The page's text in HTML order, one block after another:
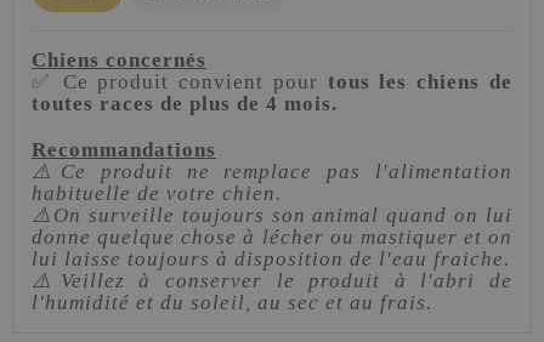
Chiens concernés
✅ Ce produit convient pour tous les chiens de
toutes races de plus de 4 mois.
Recommandations
⚠️Ce produit ne remplace pas l'alimentation
habituelle de votre chien.
⚠️On surveille toujours son animal quand on lui
donne quelque chose à lécher ou mastiquer et on
lui laisse toujours à disposition de l'eau fraiche.
⚠️Veillez à conserver le produit à l'abri de
l'humidité et du soleil, au sec et au frais.